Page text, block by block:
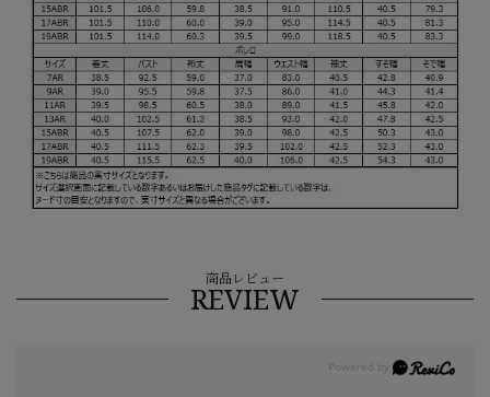
商品レビュー
REVIEW